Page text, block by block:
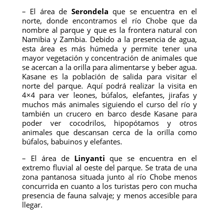
– El área de Serondelaque se encuentra en el
norte, donde encontramos el río Chobe que da
nombre al parque y que es la frontera natural con
Namibia y Zambia. Debido a la presencia de agua,
esta área es más húmeda y permite tener una
mayor vegetación y concentración de animales que
se acercan a la orilla para alimentarse y beber agua.
Kasane es la población de salida para visitar el
norte del parque. Aquí podrá realizar la visita en
4×4 para ver leones, búfalos, elefantes, jirafas y
muchos más animales siguiendo el curso del río y
también un crucero en barco desde Kasane para
poder ver cocodrilos, hipopótamos y otros
animales que descansan cerca de la orilla como
búfalos, babuinos y elefantes.
– El área de Linyantique se encuentra en el
extremo fluvial al oeste del parque. Se trata de una
zona pantanosa situada junto al río Chobe menos
concurrida en cuanto a los turistas pero con mucha
presencia de fauna salvaje; y menos accesible para
llegar.